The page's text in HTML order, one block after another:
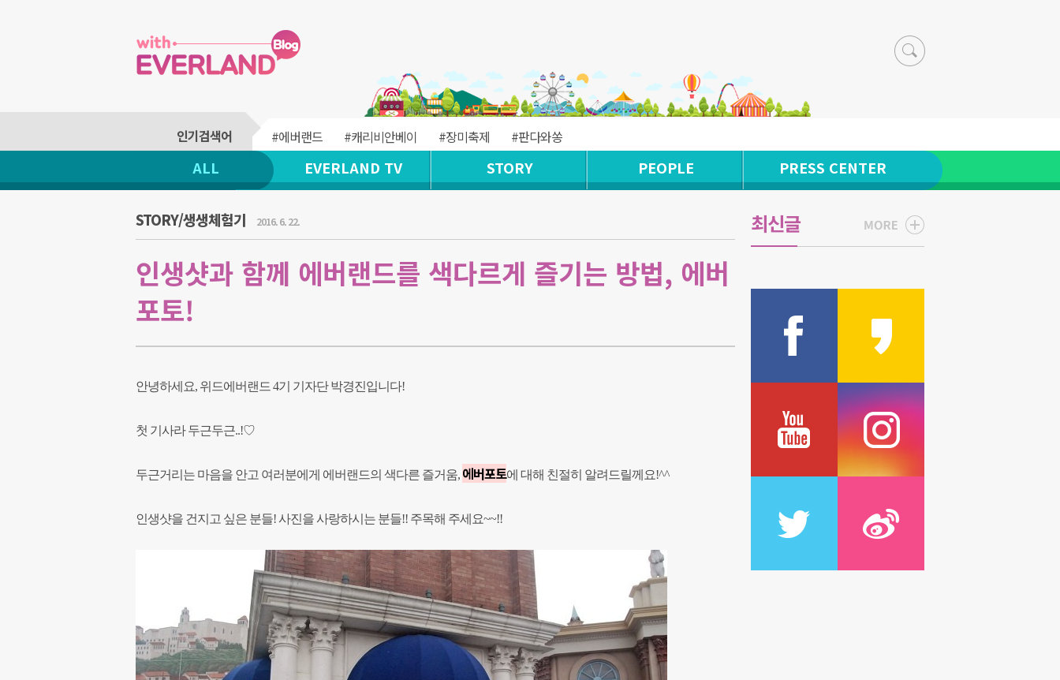
#에버랜드 #캐리비안베이 #장미축제 #판다와쏭
ALL EVERLAND TV STORY PEOPLE PRESS CENTER
STORY/생생체험기 2016. 6. 22.
인생샷과 함께 에버랜드를 색다르게 즐기는 방법, 에버
포토!
안녕하세요, 위드에버랜드 4기 기자단 박경진입니다!
첫 기사라 두근두근..!♡
두근거리는 마음을 안고 여러분에게 에버랜드의 색다른 즐거움, 에버포토에 대해 친절히 알려드릴께요!^^
인생샷을 건지고 싶은 분들! 사진을 사랑하시는 분들!! 주목해 주세요~~!!
최신글